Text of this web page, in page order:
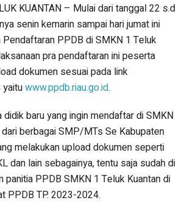
KUANTAN – Mulai dari tanggal 22 s.d
senin kemarin sampai hari jumat ini
PPDB di SMKN 1 Teluk
pra pendaftaran ini peserta
dokumen sesuai pada link
www.ppdb.riau.go.id.
baru yang ingin mendaftar di SMKN
dari berbagai SMP/MTs Se Kabupaten
melakukan upload dokumen seperti
dan lain sebagainya, tentu saja sudah di
panitia PPDB SMKN 1 Teluk Kuantan di
PPDB TP. 2023-2024.